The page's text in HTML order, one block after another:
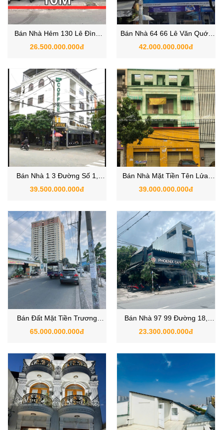
Bán Nhà Hẻm 130 Lê Đình
Cẩn, Phường, Quận Bình Tân,
26.500.000.000đ
Bán Nhà 64 66 Lê Văn Quới,
Phường Bình Hưng Hòa, Quận
42.000.000.000đ
Bán Nhà 1 3 Đường Số 1,
Phường An Lạc A, Quận Bình
39.500.000.000đ
Bán Nhà Mặt Tiền Tên Lửa,
Phường Bình Trị Đông B,
39.000.000.000đ
Bán Đất Mặt Tiền Trương
Phước Bang Phường Bình Trị
65.000.000.000đ
Bán Nhà 97 99 Đường 18,
Phường Bình Hưng Hòa, Quận
23.300.000.000đ